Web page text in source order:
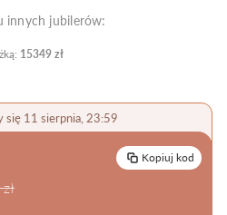
innych jubilerów:
15349 zł
się 11 sierpnia, 23:59
Kopiuj kod